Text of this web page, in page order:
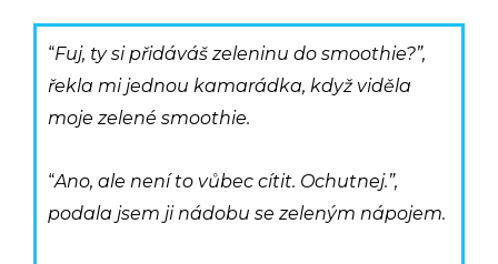
“Fuj, ty si přidáváš zeleninu do smoothie?”,
řekla mi jednou kamarádka, když viděla
moje zelené smoothie.
“Ano, ale není to vůbec cítit. Ochutnej.”,
podala jsem ji nádobu se zeleným nápojem.